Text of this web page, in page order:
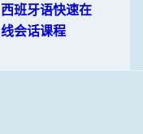
西班牙语快速在
线会话课程